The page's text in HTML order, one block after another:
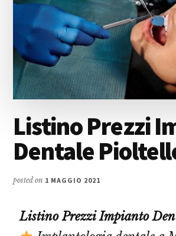
Listino Prezzi
Dentale
posted on 1 MAGGIO 2021
Listino Prezzi Impianto